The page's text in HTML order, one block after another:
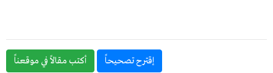
إقترح تصحيحاً أكتب مقالاً في موقعناً